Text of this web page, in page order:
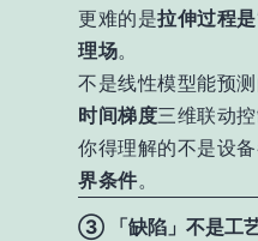
更难的是拉伸过程
理场。
不是线性模型能预
时间梯度三维联动控
你得理解的不是设
界条件。
③ 「缺陷」不是工